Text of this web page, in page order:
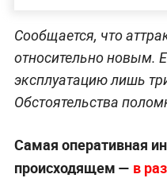
Сообщается, что
относительно новым.
эксплуатацию лишь
Обстоятельства
Самая оперативная
происходящем — в